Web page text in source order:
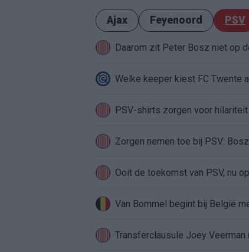
Ajax Feyenoord PSV
Daarom zit Peter Bosz niet op
Welke keeper kiest FC Twente
PSV-shirts zorgen voor
Zorgen nemen toe bij PSV:
Ooit de toekomst van PSV, nu
Van Bommel begint bij België
Transferclausule Joey